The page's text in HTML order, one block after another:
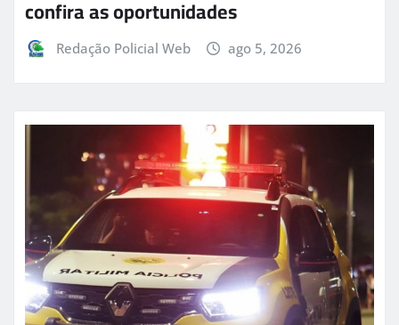
confira as oportunidades
Redação Policial Web ago 5, 2026